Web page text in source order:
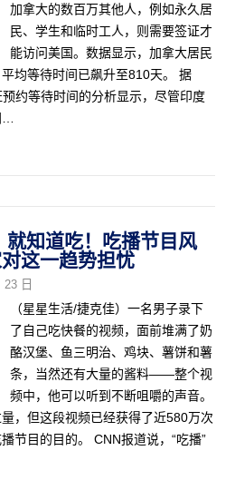
加拿大的数百万其他人，例如永久居
民、学生和临时工人，则需要签证才
能访问美国。数据显示，加拿大居民
均等待时间已飙升至810天。 据
约等待时间的分析显示，尽管印度
就知道吃！吃播节目风
这一趋势担忧
23 日
（星星生活/捷克佳）一名男子录下
了自己吃快餐的视频，面前堆满了奶
酪汉堡、鱼三明治、鸡块、薯饼和薯
条，当然还有大量的酱料——整个视
频中，他可以听到不断咀嚼的声音。
，但这段视频已经获得了近580万次
节目的目的。 CNN报道说，“吃播”